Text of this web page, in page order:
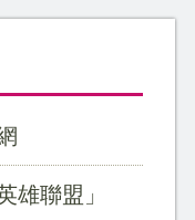
雄聯盟」